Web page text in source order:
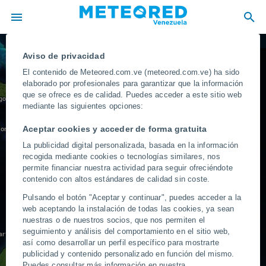
Aviso de privacidad
El contenido de Meteored.com.ve (meteored.com.ve) ha sido
elaborado por profesionales para garantizar que la información
que se ofrece es de calidad. Puedes acceder a este sitio web
mediante las siguientes opciones:
Aceptar cookies y acceder de forma gratuita
La publicidad digital personalizada, basada en la información
recogida mediante cookies o tecnologías similares, nos
permite financiar nuestra actividad para seguir ofreciéndote
contenido con altos estándares de calidad sin coste.
Pulsando el botón "Aceptar y continuar", puedes acceder a la
web aceptando la instalación de todas las cookies, ya sean
nuestras o de nuestros socios, que nos permiten el
seguimiento y análisis del comportamiento en el sitio web,
así como desarrollar un perfil específico para mostrarte
publicidad y contenido personalizado en función del mismo.
Maracaibo TRINIDAD Y TOBAGO
Caracas
Ciudad Guayana
Puerto España
REPÚBLICA DOMINICANA
ARUBA
ISLAS TURCAS Y CAICOS
de Cuba
BARBADOS
GRANADA
DOMINICA
Bridgetown